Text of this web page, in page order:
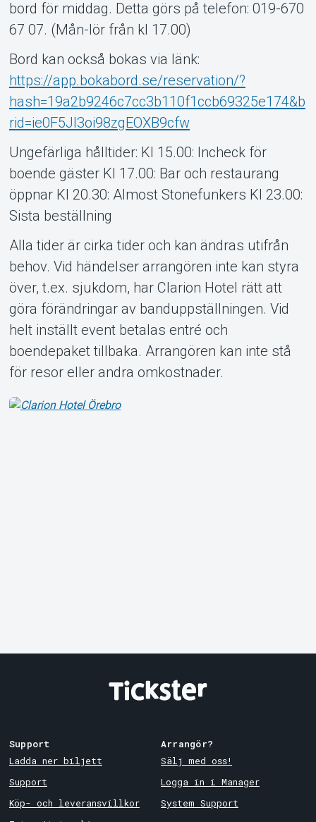
bord för middag. Detta görs på telefon: 019-670
67 07. (Mån-lör från kl 17.00)
Bord kan också bokas via länk:
https://app.bokabord.se/reservation/?
hash=19a2b9246c7cc3b110f1ccb69325e174&b
rid=ie0F5JI3oi98zgEOXB9cfw
Ungefärliga hålltider: Kl 15.00: Incheck för
boende gäster Kl 17.00: Bar och restaurang
öppnar Kl 20.30: Almost Stonefunkers Kl 23.00:
Sista beställning
Alla tider är cirka tider och kan ändras utifrån
behov. Vid händelser arrangören inte kan styra
över, t.ex. sjukdom, har Clarion Hotel rätt att
göra förändringar av banduppställningen. Vid
helt inställt event betalas entré och
boendepaket tillbaka. Arrangören kan inte stå
för resor eller andra omkostnader.
Mer från Clarion Hotel
Örebro
Bonafide + The Carburetors - live at Clarion
12/9